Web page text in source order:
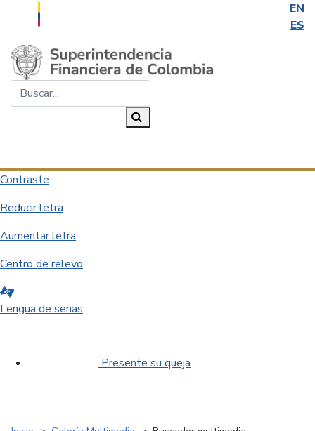
EN
ES
Saltar al contenido principal
Contraste
Reducir letra
Aumentar letra
Centro de relevo
Lengua de señas
Presente su queja